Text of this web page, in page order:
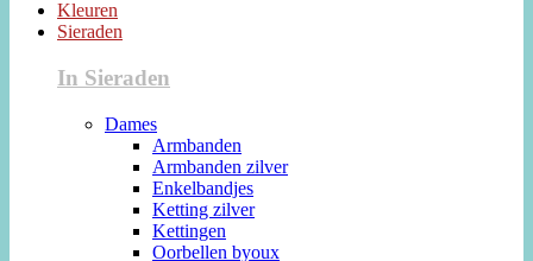
Kleuren
Sieraden
In Sieraden
Dames
Armbanden
Armbanden zilver
Enkelbandjes
Ketting zilver
Kettingen
Oorbellen byoux